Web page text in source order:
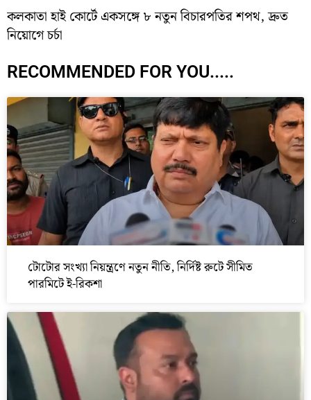
কলকাতা হাই কোর্টে একসঙ্গে ৮ নতুন বিচারপতির শপথ, দ্রুত
নিয়োগে চর্চা
RECOMMENDED FOR YOU.....
টোটোর সংখ্যা নিয়ন্ত্রণে নতুন নীতি, নির্দিষ্ট রুটে সীমিত
পারমিটে ই-রিকশা